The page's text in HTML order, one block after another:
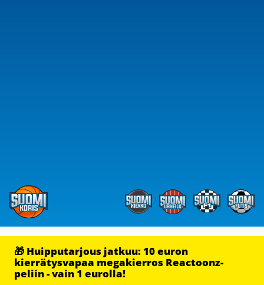
🎁 Huipputarjous jatkuu: 10 euron
kierrätysvapaa megakierros Reactoonz-
peliin - vain 1 eurolla!